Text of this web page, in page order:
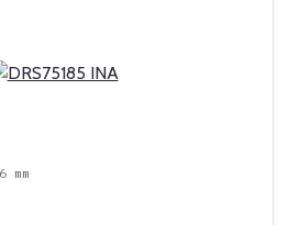
mm